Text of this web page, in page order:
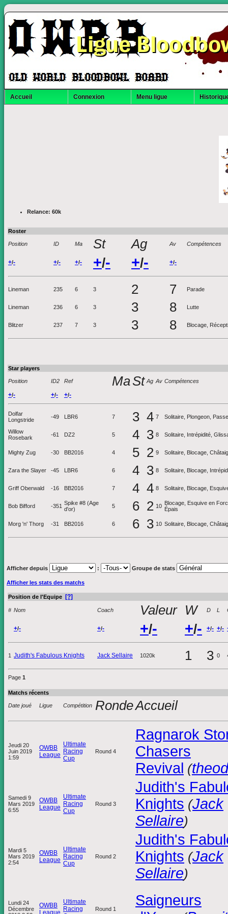
Ligue
Accueil Connexion Menu ligue
Relance: 60k
Roster
Position ID Ma St Ag Av Compétences
+/- +/- +/- +/- +/- +/-
Lineman 235 6 3 2 7 Parade
Lineman 236 6 3 3 8 Lutte
Blitzer 237 7 3 3 8 Blocage,
Star players
Position ID2 Ref MaSt Ag Av Compétences
+/- +/- +/-
Dolfar
Longstride
-49 LBR6 7 3 4 7 Solitaire, Plongeon,
Willow
Rosebark
-61 DZ2 5 4 3 8 Solitaire, Intrépidité,
Mighty Zug -30 BB2016 4 5 2 9 Solitaire, Blocage,
Zara the Slayer -45 LBR6 6 4 3 8 Solitaire, Blocage,
Griff Oberwald -16 BB2016 7 4 4 8 Solitaire, Blocage,
Bob Bifford -351 Spike #8 (Age
d'or)
5 6 2 10 Blocage, Esquive en
Épais
Morg 'n' Thorg -31 BB2016 6 6 3 10 Solitaire, Blocage,
Afficher depuis : Groupe de stats
Afficher les stats des matchs
Position de l'Equipe [?]
# Nom Coach Valeur W D L
+/- +/- +/- +/- +/- +/-
1 Judith's Fabulous Knights Jack Sellaire 1020k 1 3 0
Page 1
Matchs récents
Date joué Ligue Compétition RondeAccueil
Jeudi 20
Juin 2019
1:59
OWBB
League
Ultimate
Racing
Cup
Round 4
Ragnarok
Chasers
Revival (
Samedi 9
Mars 2019
6:55
OWBB
League
Ultimate
Racing
Cup
Round 3
Judith's
Knights (Jack
Sellaire)
Mardi 5
Mars 2019
2:54
OWBB
League
Ultimate
Racing
Cup
Round 2
Judith's
Knights (Jack
Sellaire)
Lundi 24
Décembre
OWBB
League
Ultimate
Racing
Round 1
Saigneurs